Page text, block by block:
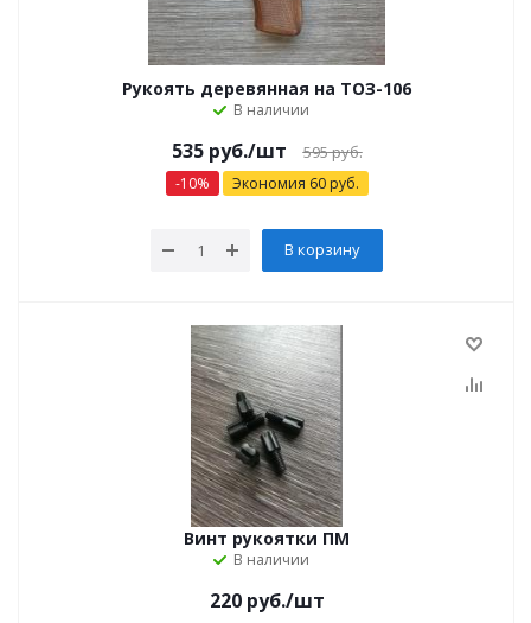
Рукоять деревянная на ТОЗ-106
В наличии
535руб./шт 595руб.
-10% Экономия 60руб.
В корзину
Винт рукоятки ПМ
В наличии
220руб./шт